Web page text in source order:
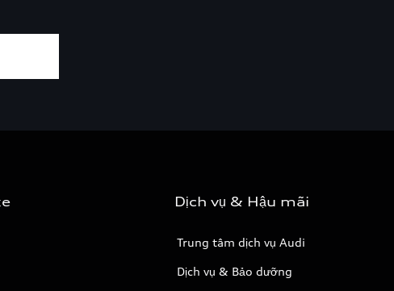
Dịch vụ & Hậu mãi
Trung tâm dịch vụ Audi
Dịch vụ & Bảo dưỡng